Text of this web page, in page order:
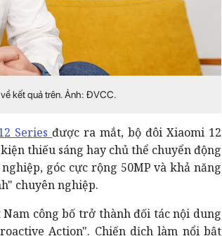
kết quả trên. Ảnh: ĐVCC.
Series được ra mắt, bộ đôi Xiaomi 12
thiếu sáng hay chủ thể chuyển động
góc cực rộng 50MP và khả năng
chuyên nghiệp.
công bố trở thành đối tác nội dung
Action". Chiến dịch làm nổi bật